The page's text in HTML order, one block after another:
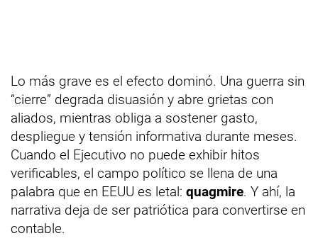
Lo más grave es el efecto dominó. Una guerra sin
“cierre” degrada disuasión y abre grietas con
aliados, mientras obliga a sostener gasto,
despliegue y tensión informativa durante meses.
Cuando el Ejecutivo no puede exhibir hitos
verificables, el campo político se llena de una
palabra que en EEUU es letal: quagmire. Y ahí, la
narrativa deja de ser patriótica para convertirse en
contable.